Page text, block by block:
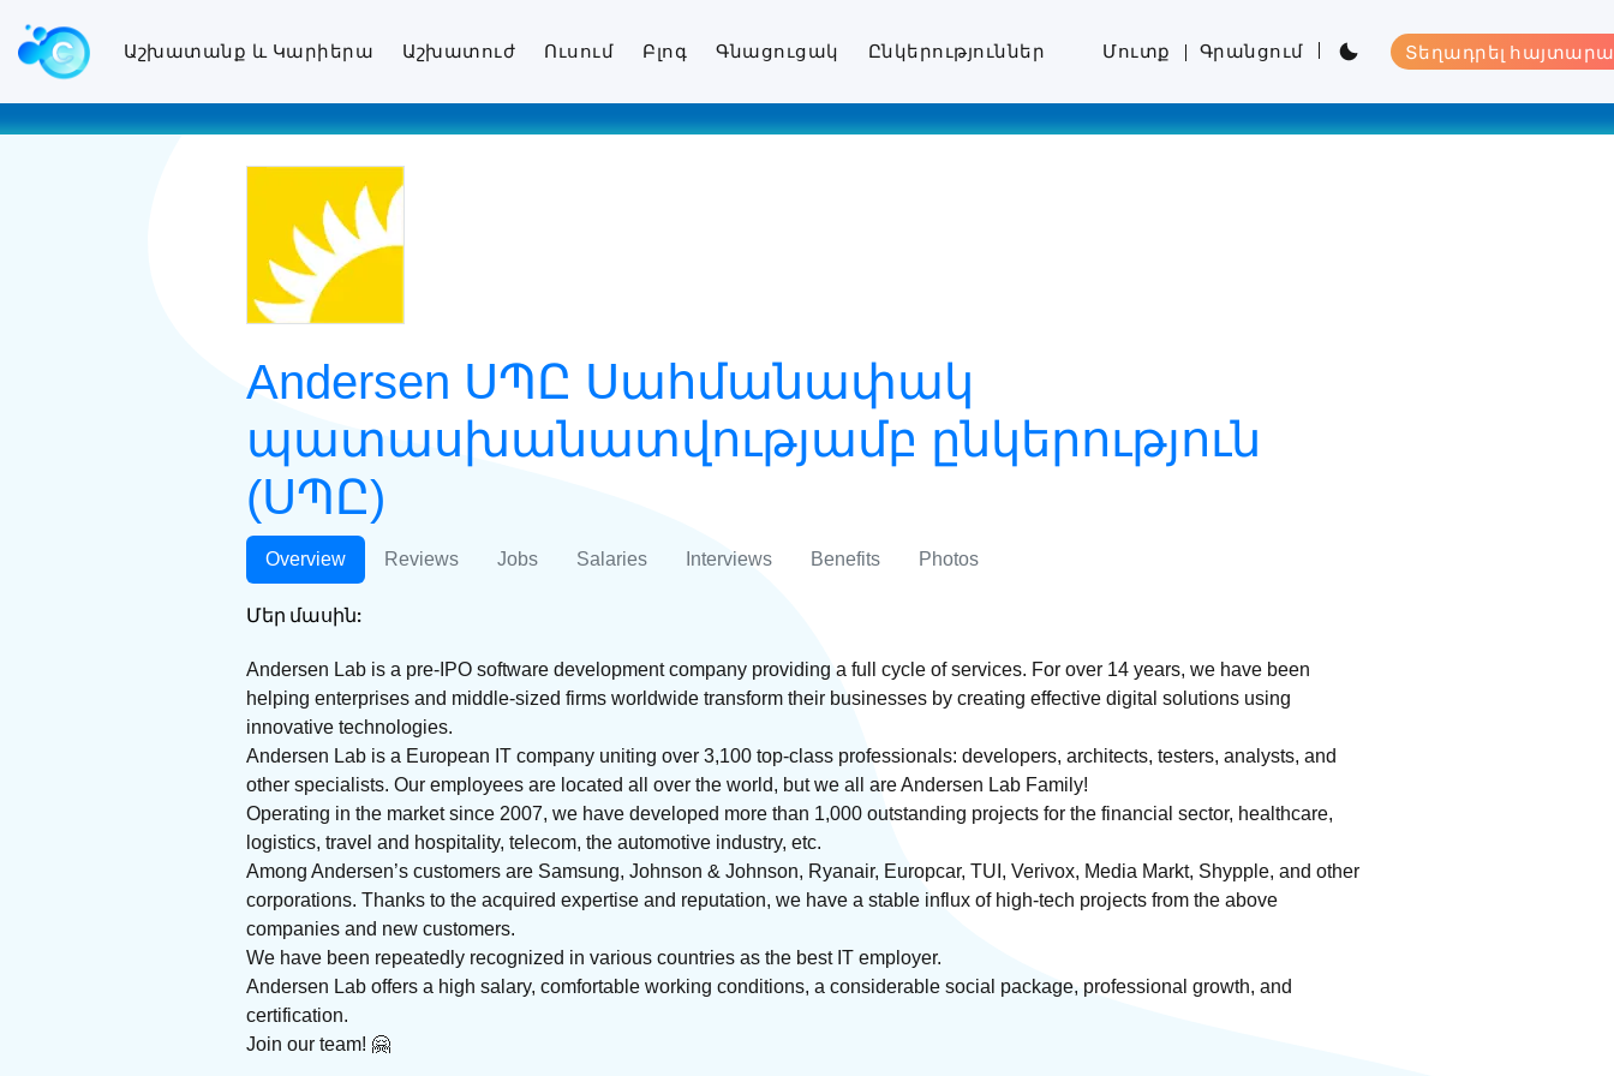
Աշխատանք և Կարիերա Աշխատուժ Ուսում Բլոգ Գնացուցակ Ընկերություններ Մուտք Գրանցում Տեղադրել
Andersen ՍՊԸ Սահմանափակ
պատասխանատվությամբ ընկերություն
(ՍՊԸ)
Overview Reviews Jobs Salaries Interviews Benefits Photos
Մեր մասին:
Andersen Lab is a pre-IPO software development company providing a full cycle of services. For over 14 years, we have been
helping enterprises and middle-sized firms worldwide transform their businesses by creating effective digital solutions using
innovative technologies.
Andersen Lab is a European IT company uniting over 3,100 top-class professionals: developers, architects, testers, analysts, and
other specialists. Our employees are located all over the world, but we all are Andersen Lab Family!
Operating in the market since 2007, we have developed more than 1,000 outstanding projects for the financial sector, healthcare,
logistics, travel and hospitality, telecom, the automotive industry, etc.
Among Andersen’s customers are Samsung, Johnson & Johnson, Ryanair, Europcar, TUI, Verivox, Media Markt, Shypple, and other
corporations. Thanks to the acquired expertise and reputation, we have a stable influx of high-tech projects from the above
companies and new customers.
We have been repeatedly recognized in various countries as the best IT employer.
Andersen Lab offers a high salary, comfortable working conditions, a considerable social package, professional growth, and
certification.
Join our team! 🤗